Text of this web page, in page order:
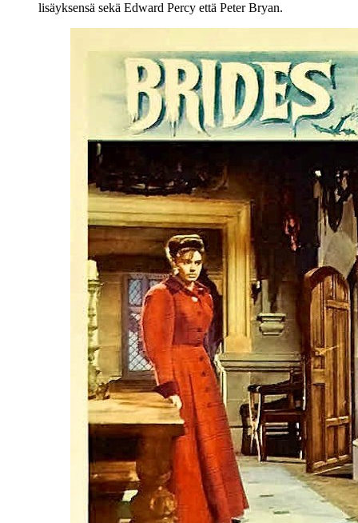
lisäyksensä sekä Edward Percy että Peter Bryan.